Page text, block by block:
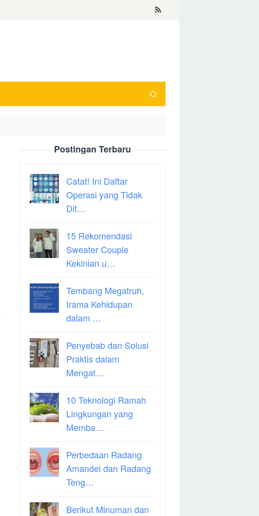
Postingan Terbaru
Catat! Ini Daftar
Operasi yang Tidak
Dit…
15 Rekomendasi
Sweater Couple
Kekinian u…
Tembang Megatruh,
Irama Kehidupan
dalam …
Penyebab dan Solusi
Praktis dalam
Mengat…
10 Teknologi Ramah
Lingkungan yang
Memba…
Perbedaan Radang
Amandel dan Radang
Teng…
Berikut Minuman dan